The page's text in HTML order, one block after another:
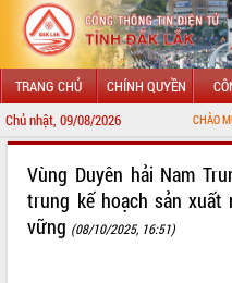
TRANG CHỦ CHÍNH QUYỀN
Chủ nhật, 09/08/2026CHÀO MỪNG ĐẾN VỚI
LÃNH ĐẠO UBND TỈNH
Vùng Duyên hải Nam
trung kế hoạch sản xuất
vững (08/10/2025, 16:51)